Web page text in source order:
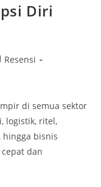
Diri
Resensi
di semua sektor
logistik, ritel,
hingga bisnis
dan